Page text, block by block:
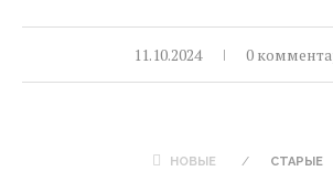
11.10.2024 0
НОВЫЕ СТАРЫЕ